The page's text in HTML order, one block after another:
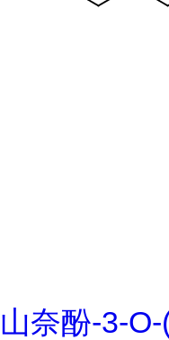
山奈酚-3-